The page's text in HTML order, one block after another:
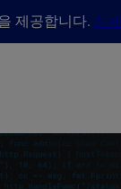
제공합니다. 자